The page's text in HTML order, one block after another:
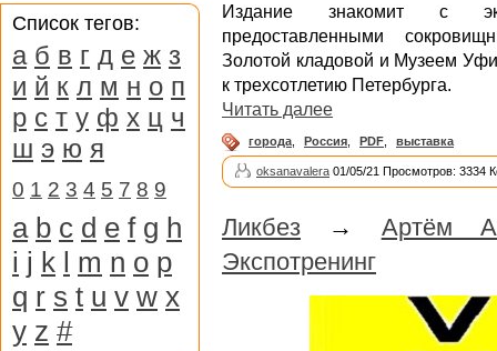
Издание знакомит с
предоставленными
Золотой кладовой и Музеем
к трехсотлетию Петербурга.
Читать далее
города Россия PDF выставка
oksanavalera 01/05/21 Просмотров: 3334
Ликбез → Артём
Экспотренинг
Список тегов:
а б в г д е ж з
и й к л м н о п
р с т у ф х ц ч
ш э ю я
0 1 2 3 4 5 7 8 9
a b c d e f g h
i j k l m n o p
q r s t u v w x
y z #